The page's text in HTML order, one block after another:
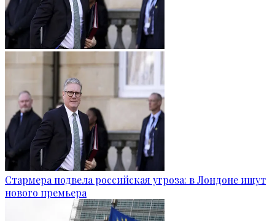
Стармера подвела российская угроза: в Лондоне ищут
нового премьера